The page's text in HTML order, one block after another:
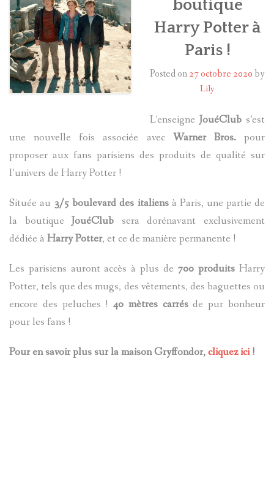
HARRY POTTER
LES ACTEURS
J.K. ROWLING
A PROPOS
boutique
Harry Potter à
Paris !
Posted on27 octobre 2020by
Lily
L’enseigneJouéClub s’est
une nouvelle fois associée avec Warner Bros.pour
proposer aux fans parisiens des produits de qualité sur
l’univers de Harry Potter !
Située au 3/5 boulevard des italiensà Paris, une partie de
la boutiqueJouéClub sera dorénavant exclusivement
dédiée à Harry Potter, et ce de manière permanente !
Les parisiens auront accès à plus de 700 produits Harry
Potter, tels que des mugs, des vêtements, des baguettes ou
encore des peluches ! 40 mètres carrésde pur bonheur
pour les fans !
Pour en savoir plus sur la maison Gryffondor,cliquez ici!